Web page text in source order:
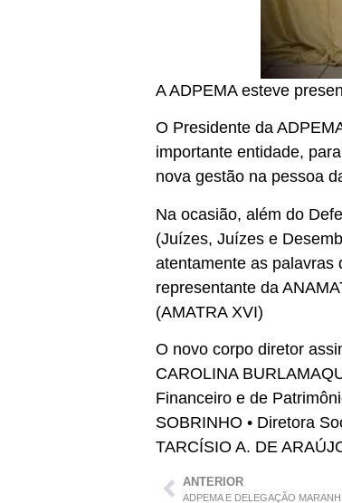
A ADPEMA esteve
O Presidente da
importante entidade,
nova gestão na pessoa
Na ocasião, além do
(Juízes, Juízes e
atentamente as palavras
representante da
(AMATRA XVI)
O novo corpo diretor
CAROLINA
Financeiro e de
SOBRINHO • Diretora
TARCÍSIO A. DE
ANTERIOR